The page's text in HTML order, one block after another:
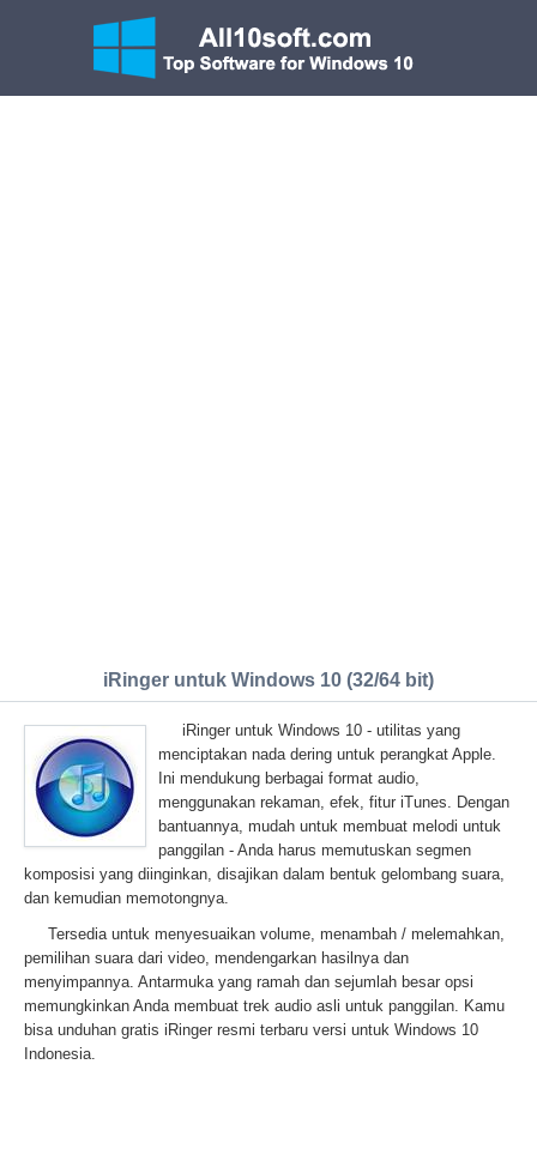
iRinger untuk Windows 10 (32/64 bit)
iRinger untuk Windows 10 - utilitas yang
menciptakan nada dering untuk perangkat Apple.
Ini mendukung berbagai format audio,
menggunakan rekaman, efek, fitur iTunes. Dengan
bantuannya, mudah untuk membuat melodi untuk
panggilan - Anda harus memutuskan segmen
komposisi yang diinginkan, disajikan dalam bentuk gelombang suara,
dan kemudian memotongnya.
Tersedia untuk menyesuaikan volume, menambah / melemahkan,
pemilihan suara dari video, mendengarkan hasilnya dan
menyimpannya. Antarmuka yang ramah dan sejumlah besar opsi
memungkinkan Anda membuat trek audio asli untuk panggilan. Kamu
bisa unduhan gratis iRinger resmi terbaru versi untuk Windows 10
Indonesia.